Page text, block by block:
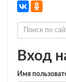
Вход
Имя